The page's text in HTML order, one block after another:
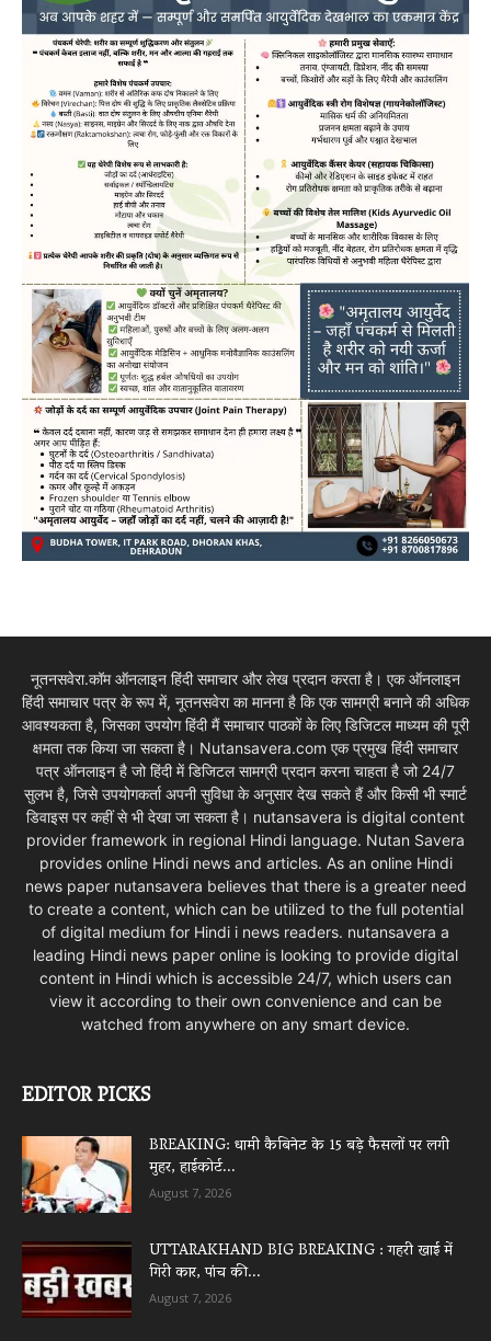
नूतनसवेरा.कॉम ऑनलाइन हिंदी समाचार और लेख प्रदान करता है। एक ऑनलाइन
हिंदी समाचार पत्र के रूप में, नूतनसवेरा का मानना है कि एक सामग्री बनाने की अधिक
आवश्यकता है, जिसका उपयोग हिंदी मैं समाचार पाठकों के लिए डिजिटल माध्यम की पूरी
क्षमता तक किया जा सकता है। Nutansavera.com एक प्रमुख हिंदी समाचार
पत्र ऑनलाइन है जो हिंदी में डिजिटल सामग्री प्रदान करना चाहता है जो 24/7
सुलभ है, जिसे उपयोगकर्ता अपनी सुविधा के अनुसार देख सकते हैं और किसी भी स्मार्ट
डिवाइस पर कहीं से भी देखा जा सकता है। nutansavera is digital content
provider framework in regional Hindi language. Nutan Savera
provides online Hindi news and articles. As an online Hindi
news paper nutansavera believes that there is a greater need
to create a content, which can be utilized to the full potential
of digital medium for Hindi i news readers. nutansavera a
leading Hindi news paper online is looking to provide digital
content in Hindi which is accessible 24/7, which users can
view it according to their own convenience and can be
watched from anywhere on any smart device.
EDITOR PICKS
BREAKING: धामी कैबिनेट के 15 बड़े फैसलों पर लगी
मुहर, हाईकोर्ट...
August 7, 2026
UTTARAKHAND BIG BREAKING : गहरी खाई में
गिरी कार, पांच की...
August 7, 2026